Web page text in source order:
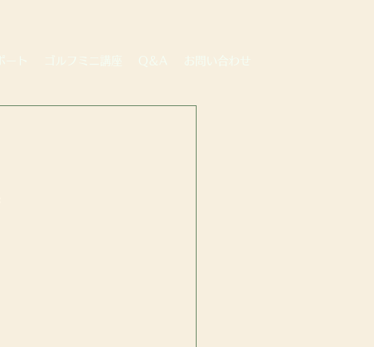
ート ゴルフミニ講座 Q＆A お問い合わせ